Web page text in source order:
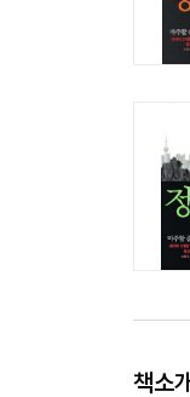
책소